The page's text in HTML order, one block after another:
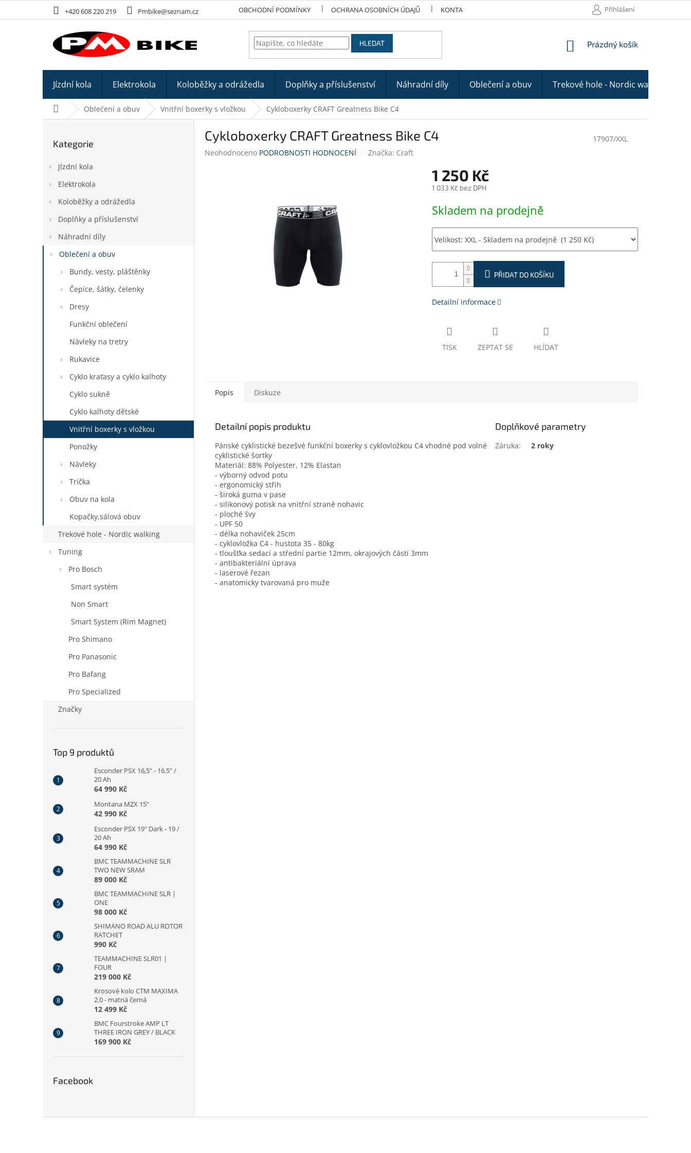
+420 608 220 219 Pmbike@seznam.cz OBCHODNÍ PODMÍNKY OCHRANA OSOBNÍCH ÚDAJŮ KONTAKTY Přihlášení
HLEDAT
NÁKUPNÍ
Prázdný košík
Jízdní kola Elektrokola Koloběžky a odrážedla Doplňky a příslušenství Náhradní díly Oblečení a obuv Trekové hole - Nordic walking
Domů Oblečení a obuv Vnitřní boxerky s vložkou Cykloboxerky CRAFT Greatness Bike C4
n
Přeskočit
Kategorie
Jízdní kola
Elektrokola
Koloběžky a odrážedla
Doplňky a příslušenství
Náhradní díly
Oblečení a obuv
Bundy, vesty, pláštěnky
Čepice, šátky, čelenky
Dresy
Funkční oblečení
Návleky na tretry
Rukavice
Cyklo kraťasy a cyklo kalhoty
Cyklo sukně
Cyklo kalhoty dětské
Vnitřní boxerky s vložkou
Ponožky
Návleky
Trička
Obuv na kola
Kopačky,sálová obuv
Trekové hole - Nordic walking
Tuning
Pro Bosch
Smart systém
Non Smart
Smart System (Rim Magnet)
Pro Shimano
Pro Panasonic
Pro Bafang
Pro Specialized
Značky
Top 9 produktů
Esconder PSX 16,5" - 16.5" /
20 Ah
64 990 Kč
Montana MZX 15"
42 990 Kč
Esconder PSX 19" Dark - 19 /
20 Ah
64 990 Kč
BMC TEAMMACHINE SLR
TWO NEW SRAM
89 000 Kč
BMC TEAMMACHINE SLR |
ONE
98 000 Kč
SHIMANO ROAD ALU ROTOR
RATCHET
990 Kč
TEAMMACHINE SLR01 |
FOUR
219 000 Kč
Krosové kolo CTM MAXIMA
2.0 - matná černá
12 499 Kč
BMC Fourstroke AMP LT
THREE IRON GREY / BLACK
169 900 Kč
Facebook
Cykloboxerky CRAFT Greatness Bike C4
17907/XXL
Průměrné
Neohodnoceno PODROBNOSTI HODNOCENÍ Značka: Craft
1 250 Kč
1 033 Kč bez DPH
cena:
Skladem na prodejně
PŘIDAT DO KOŠÍKU
Detailní informace
TISK ZEPTAT SE HLÍDAT
Popis Diskuze
Detailní popis produktu
Pánské cyklistické bezešvé funkční boxerky s cyklovložkou C4 vhodné pod volné
cyklistické šortky
Materiál: 88% Polyester, 12% Elastan
- výborný odvod potu
- ergonomický střih
- široká guma v pase
- silikonový potisk na vnitřní straně nohavic
- ploché švy
- UPF 50
- délka nohaviček 25cm
- cyklovložka C4 - hustota 35 - 80kg
- tloušťka sedací a střední partie 12mm, okrajových částí 3mm
- antibakteriální úprava
- laserové řezan
- anatomicky tvarovaná pro muže
Doplňkové parametry
Záruka: 2 roky